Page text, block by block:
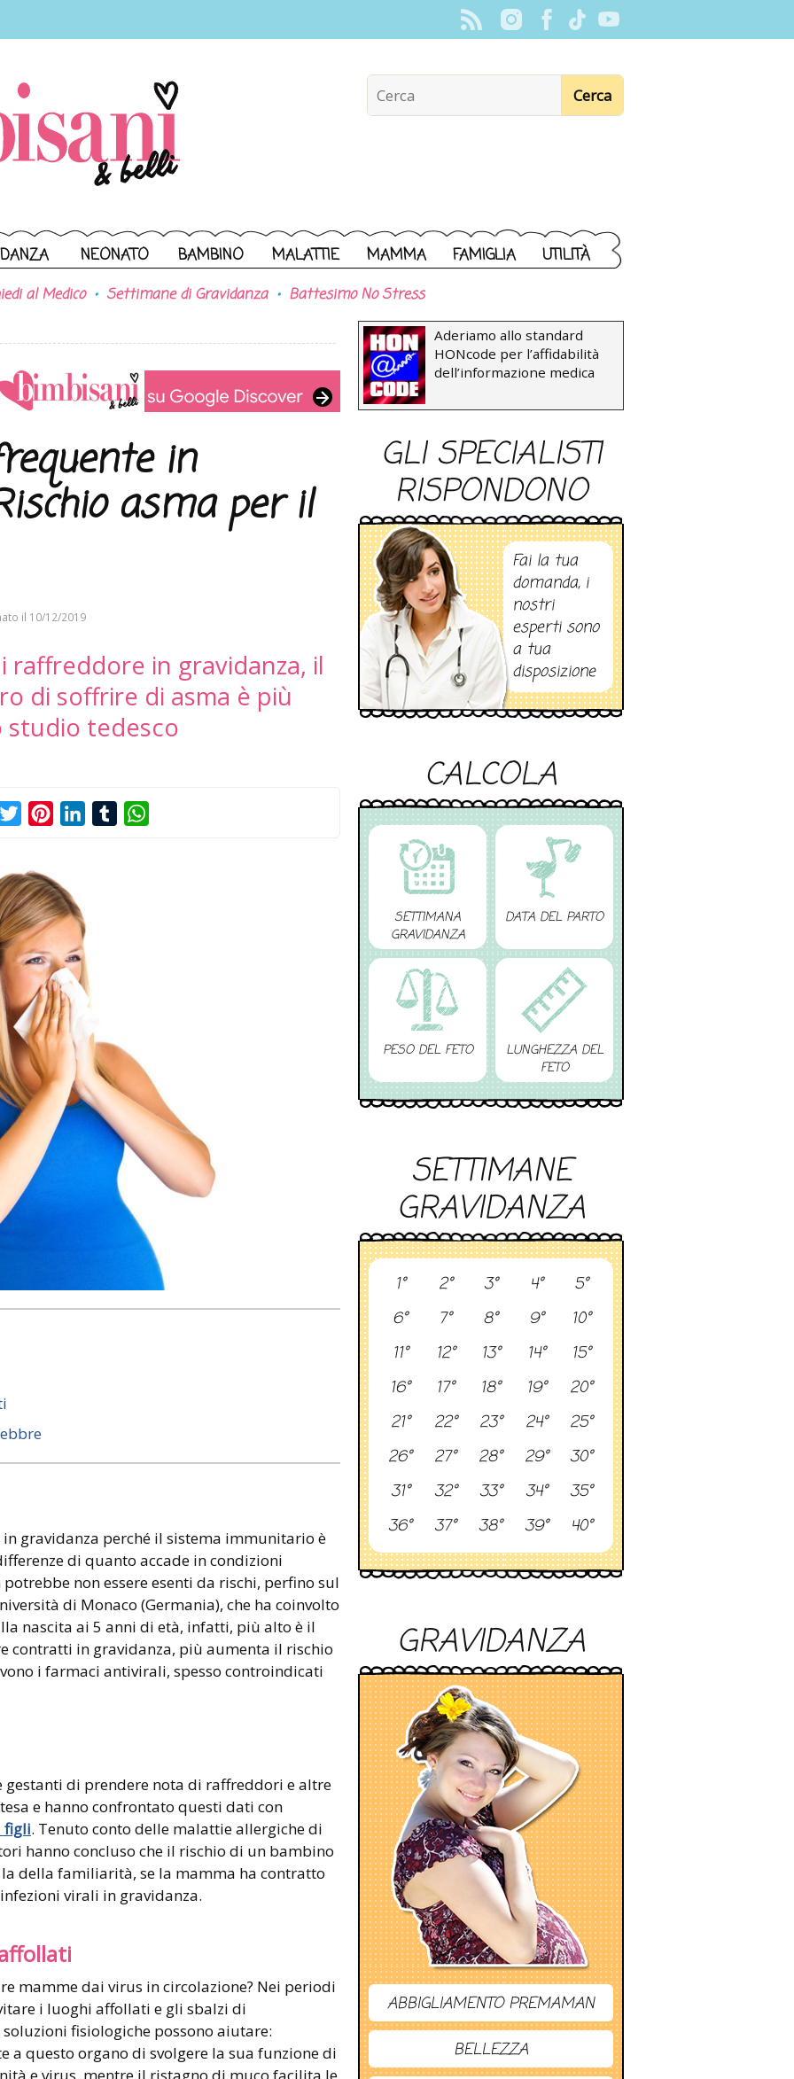
NEONATO BAMBINO MALATTIE MAMMA FAMIGLIA UTILITÀ
al Medico Settimane di Gravidanza Battesimo No Stress
in
asma per il
il 10/12/2019
raffreddore in gravidanza, il
di soffrire di asma è più
studio tedesco
TwitterPinterestLinkedInTumblr
gravidanza perché il sistema immunitario è
di quanto accade in condizioni
non essere esenti da rischi, perfino sul
di Monaco (Germania), che ha coinvolto
nascita ai 5 anni di età, infatti, più alto è il
contratti in gravidanza, più aumenta il rischio
i farmaci antivirali, spesso controindicati
gestanti di prendere nota di raffreddori e altre
e hanno confrontato questi dati con
figli. Tenuto conto delle malattie allergiche di
hanno concluso che il rischio di un bambino
della familiarità, se la mamma ha contratto
virali in gravidanza.
mamme dai virus in circolazione? Nei periodi
i luoghi affollati e gli sbalzi di
fisiologiche possono aiutare:
a questo organo di svolgere la sua funzione di
Aderiamo allo standard
HONcode per l’affidabilità
dell’informazione medica
GLI SPECIALISTI
RISPONDONO
Fai la tua
domanda, i
nostri
esperti sono
a tua
disposizione
CALCOLA
SETTIMANA
GRAVIDANZA
DATA DEL PARTO
PESO DEL FETO
LUNGHEZZA DEL
FETO
SETTIMANE
GRAVIDANZA
1° 2° 3° 4°
5°
6°
7° 8° 9°
10°
11°
12° 13° 14°
15°
16°
17° 18° 19°
20°
21°
22° 23° 24°
25°
26°
27° 28° 29°
30°
31°
32° 33° 34°
35°
36°
37° 38° 39° 40°
GRAVIDANZA
ABBIGLIAMENTO PREMAMAN
BELLEZZA